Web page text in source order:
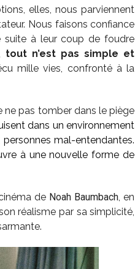
elles, nous parviennent
Nous faisons confiance
suite à leur coup de foudre
tout n’est pas simple et
mille vies, confronté à la
ne pas tomber dans le piège
dans un environnement
mal-entendantes.
à une nouvelle forme de
de Noah Baumbach, en
réalisme par sa simplicité,